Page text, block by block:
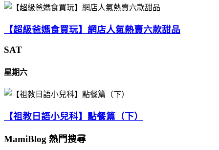
【超級爸媽食買玩】網店人氣熱賣六款甜品
SAT
星期六
【祖教日語小兒科】點餐篇（下）
MamiBlog 熱門搜尋